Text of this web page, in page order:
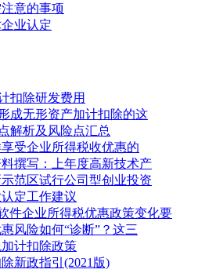
意的事项
业认定
扣除研发费用
成无形资产加计扣除的这
解析及风险点汇总
受企业所得税收优惠的
撰写：上年度高新技术产
范区试行公司型创业投资
定工作建议
件企业所得税优惠政策变化要
风险如何“诊断”？这三
计扣除政策
新政指引(2021版)